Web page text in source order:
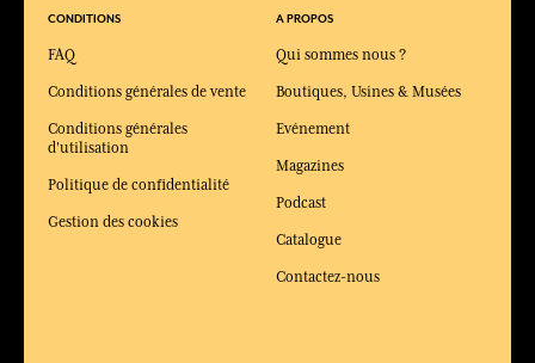
CONDITIONS
FAQ
Conditions générales de vente
Conditions générales
d'utilisation
Politique de confidentialité
Gestion des cookies
A PROPOS
Qui sommes nous ?
Boutiques, Usines & Musées
Evénement
Magazines
Podcast
Catalogue
Contactez-nous